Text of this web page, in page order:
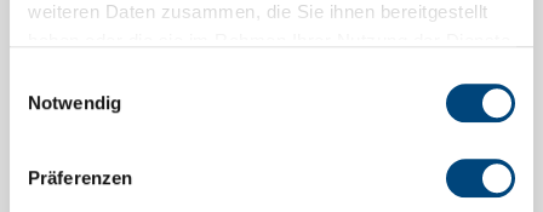
weiteren Daten zusammen, die Sie ihnen bereitgestellt
Notwendig
Präferenzen